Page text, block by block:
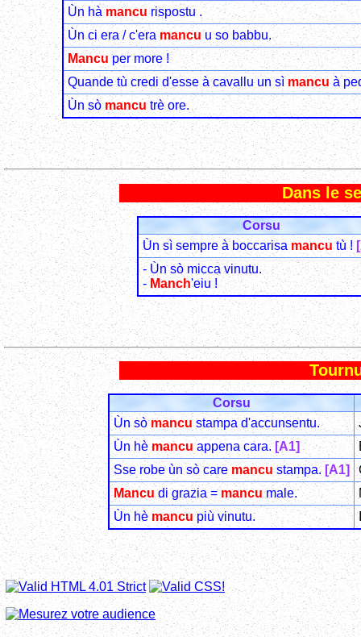
Ùn hà mancu rispostu .
Ùn ci era / c'eramancuu so babbu.
Mancuper more !
Quande tù credi d'esse à cavallu un sìmancuà
Ùn sòmancutrè ore.
Dans le
Corsu
Ùn sì sempre à boccarisa mancutù !
- Ùn sò micca vinutu.
-Manch'eiu !
Corsu
Ùn sòmancu stampa d'accunsentu.
Ùn hè mancuappena cara. [A1]
Sse robe ùn sò caremancustampa. [A1]
Mancu di grazia = mancumale.
Ùn hè mancupiù vinutu.